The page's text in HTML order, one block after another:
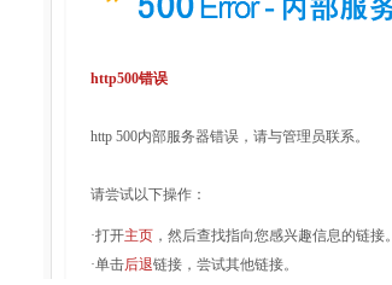
http500错误
http 500内部服务器错误，请与管理员联系。
请尝试以下操作：
·打开主页 ，然后查找指向您感兴趣信息的链接。
·单击后退链接，尝试其他链接。